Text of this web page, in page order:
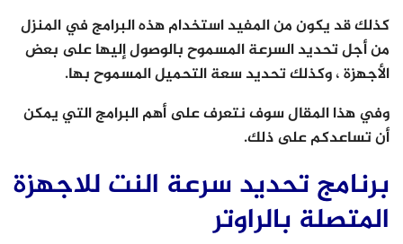
كذلك قد يكون من المفيد استخدام هذه البرامج في المنزل
من أجل تحديد السرعة المسموح بالوصول إليها على بعض
الأجهزة ، وكذلك تحديد سعة التحميل المسموح بها.
وفي هذا المقال سوف نتعرف على أهم البرامج التي يمكن
أن تساعدكم على ذلك.
برنامج تحديد سرعة النت للاجهزة
المتصلة بالراوتر